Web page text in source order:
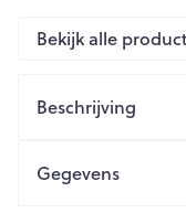
Bekijk alle
Beschrijving
Gegevens